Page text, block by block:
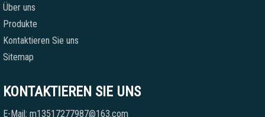
Über uns
Produkte
Kontaktieren Sie uns
Sitemap
KONTAKTIEREN SIE UNS
E-Mail: m13517277987@163.com